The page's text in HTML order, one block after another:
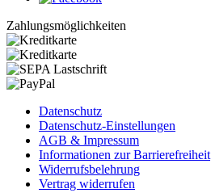
Zahlungsmöglichkeiten
Datenschutz
Datenschutz-Einstellungen
AGB & Impressum
Informationen zur Barrierefreiheit
Widerrufsbelehrung
Vertrag widerrufen